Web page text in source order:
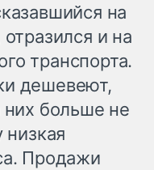
на
и на
транспорта.
дешевеют,
них больше не
низкая
Продажи